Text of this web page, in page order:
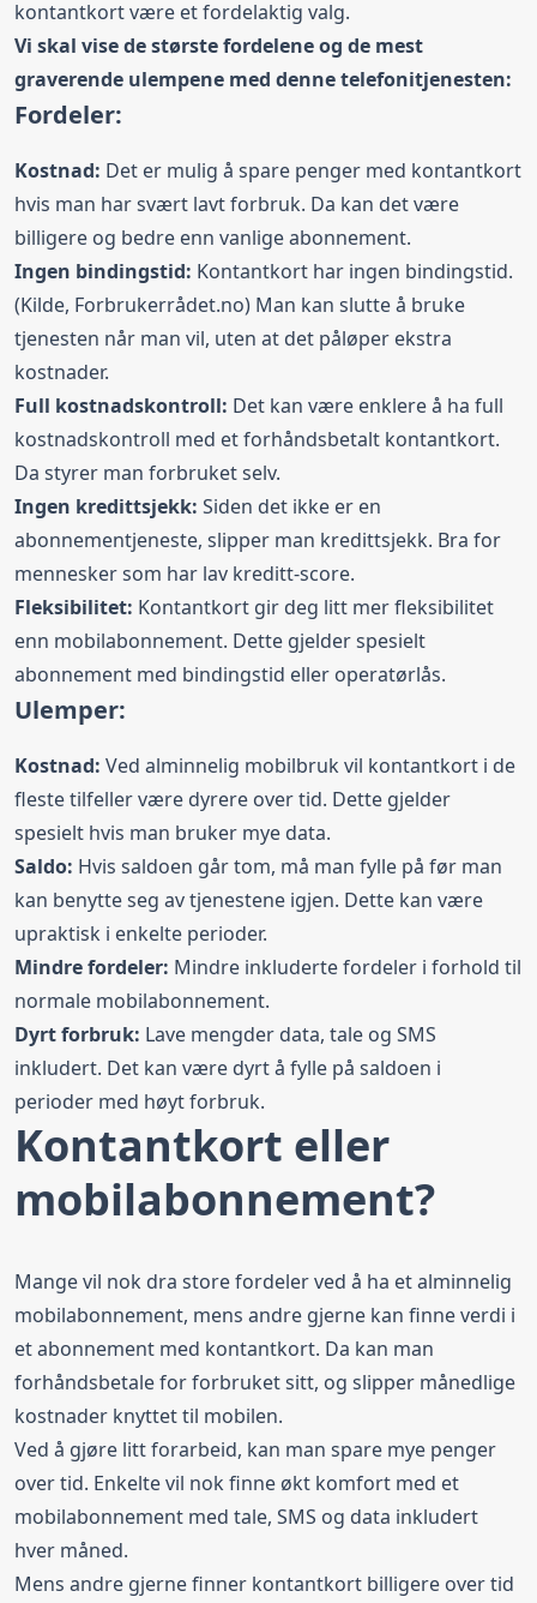
kontantkort være et fordelaktig valg.
Vi skal vise de største fordelene og de mest
graverende ulempene med denne telefonitjenesten:
Fordeler:
Kostnad: Det er mulig å spare penger med kontantkort
hvis man har svært lavt forbruk. Da kan det være
billigere og bedre enn vanlige abonnement.
Ingen bindingstid: Kontantkort har ingen bindingstid.
(Kilde, Forbrukerrådet.no) Man kan slutte å bruke
tjenesten når man vil, uten at det påløper ekstra
kostnader.
Full kostnadskontroll: Det kan være enklere å ha full
kostnadskontroll med et forhåndsbetalt kontantkort.
Da styrer man forbruket selv.
Ingen kredittsjekk: Siden det ikke er en
abonnementjeneste, slipper man kredittsjekk. Bra for
mennesker som har lav kreditt-score.
Fleksibilitet: Kontantkort gir deg litt mer fleksibilitet
enn mobilabonnement. Dette gjelder spesielt
abonnement med bindingstid eller operatørlås.
Ulemper:
Kostnad: Ved alminnelig mobilbruk vil kontantkort i de
fleste tilfeller være dyrere over tid. Dette gjelder
spesielt hvis man bruker mye data.
Saldo: Hvis saldoen går tom, må man fylle på før man
kan benytte seg av tjenestene igjen. Dette kan være
upraktisk i enkelte perioder.
Mindre fordeler: Mindre inkluderte fordeler i forhold til
normale mobilabonnement.
Dyrt forbruk: Lave mengder data, tale og SMS
inkludert. Det kan være dyrt å fylle på saldoen i
perioder med høyt forbruk.
Kontantkort eller
mobilabonnement?
Mange vil nok dra store fordeler ved å ha et alminnelig
mobilabonnement, mens andre gjerne kan finne verdi i
et abonnement med kontantkort. Da kan man
forhåndsbetale for forbruket sitt, og slipper månedlige
kostnader knyttet til mobilen.
Ved å gjøre litt forarbeid, kan man spare mye penger
over tid. Enkelte vil nok finne økt komfort med et
mobilabonnement med tale, SMS og data inkludert
hver måned.
Mens andre gjerne finner kontantkort billigere over tid